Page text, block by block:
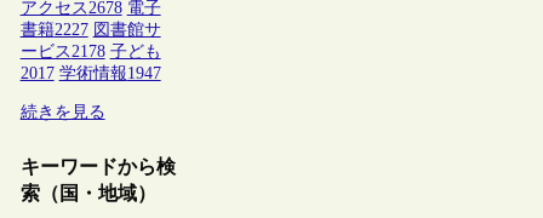
アクセス2678 電子
書籍2227 図書館サ
ービス2178 子ども
2017 学術情報1947
続きを見る
キーワードから検
索（国・地域）